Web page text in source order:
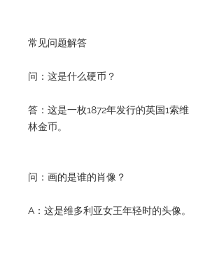
常见问题解答
问：这是什么硬币？
答：这是一枚1872年发行的英国1索维
林金币。
问：画的是谁的肖像？
A：这是维多利亚女王年轻时的头像。